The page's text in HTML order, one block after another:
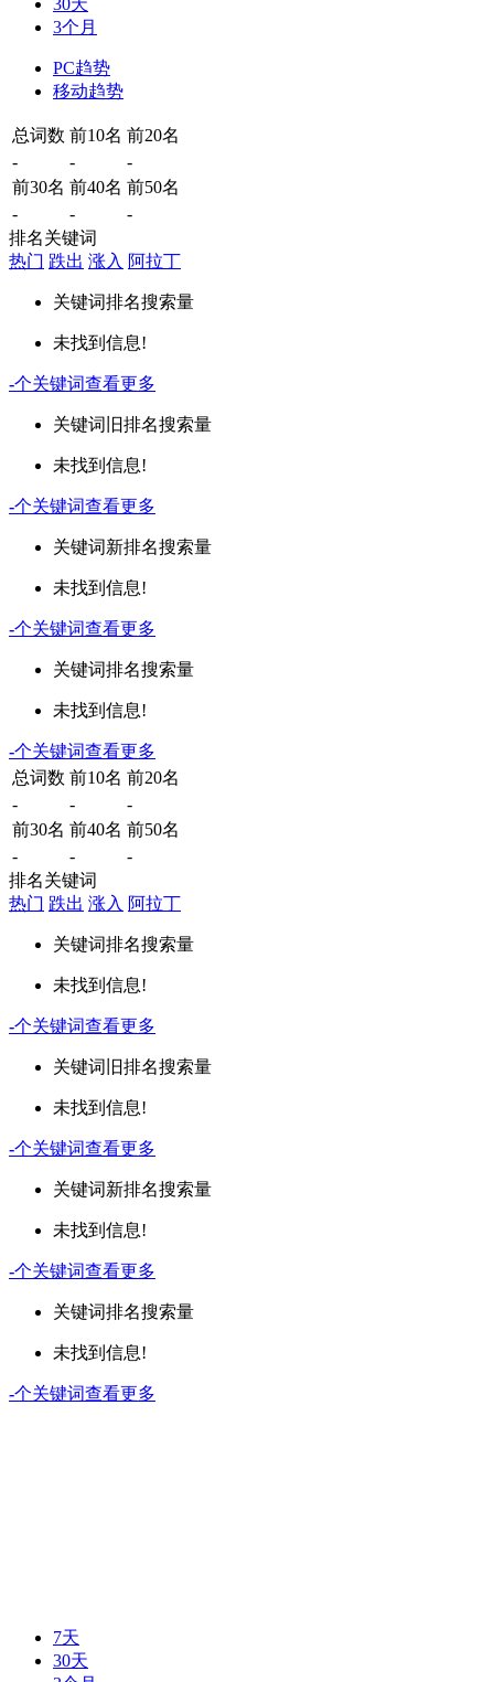
3个月
PC趋势
移动趋势
总词数 前10名 前20名
-
-
-
前30名 前40名 前50名
-
-
-
排名关键词
热门 跌出 涨入 阿拉丁
关键词排名搜索量
未找到信息!
-个关键词查看更多
关键词 旧排名搜索量
未找到信息!
-个关键词查看更多
关键词新排名搜索量
未找到信息!
-个关键词查看更多
关键词排名搜索量
未找到信息!
-个关键词查看更多
总词数 前10名 前20名
-
-
-
前30名 前40名 前50名
-
-
-
排名关键词
热门 跌出 涨入 阿拉丁
关键词排名搜索量
未找到信息!
-个关键词查看更多
关键词 旧排名搜索量
未找到信息!
-个关键词查看更多
关键词新排名搜索量
未找到信息!
-个关键词查看更多
关键词排名搜索量
未找到信息!
-个关键词查看更多
7天
30天